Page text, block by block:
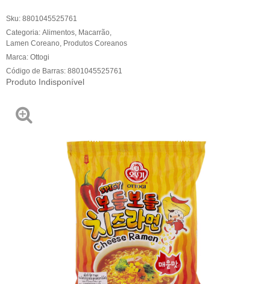
Sku: 8801045525761
Categoria: Alimentos Macarrão
Lamen Coreano Produtos Coreanos
Marca: Ottogi
Código de Barras: 8801045525761
Produto Indisponível